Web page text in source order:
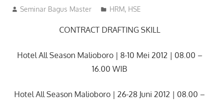
08/06/2012
Seminar Bagus Master HRM, HSE
CONTRACT DRAFTING SKILL
Hotel All Season Malioboro | 8-10 Mei 2012 | 08.00 –
16.00 WIB
Hotel All Season Malioboro | 26-28 Juni 2012 | 08.00 –